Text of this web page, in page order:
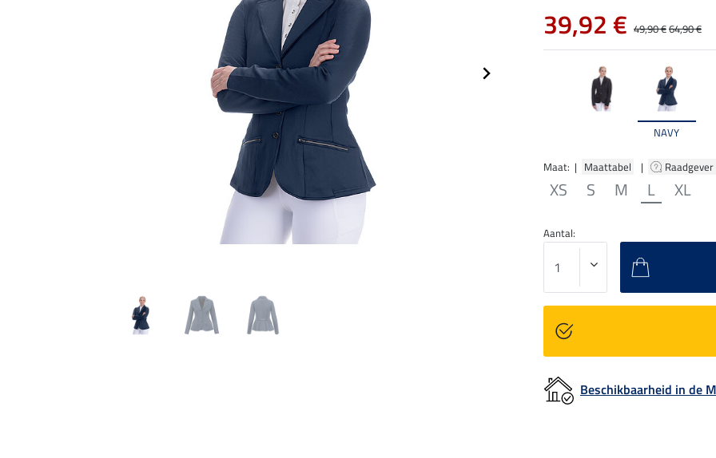
NAVY
Maat: | Maattabel | Raadgever
XS S M L XL
39,92 € 49,90 €64,90 €
Aantal:
Beschikbaarheid in de